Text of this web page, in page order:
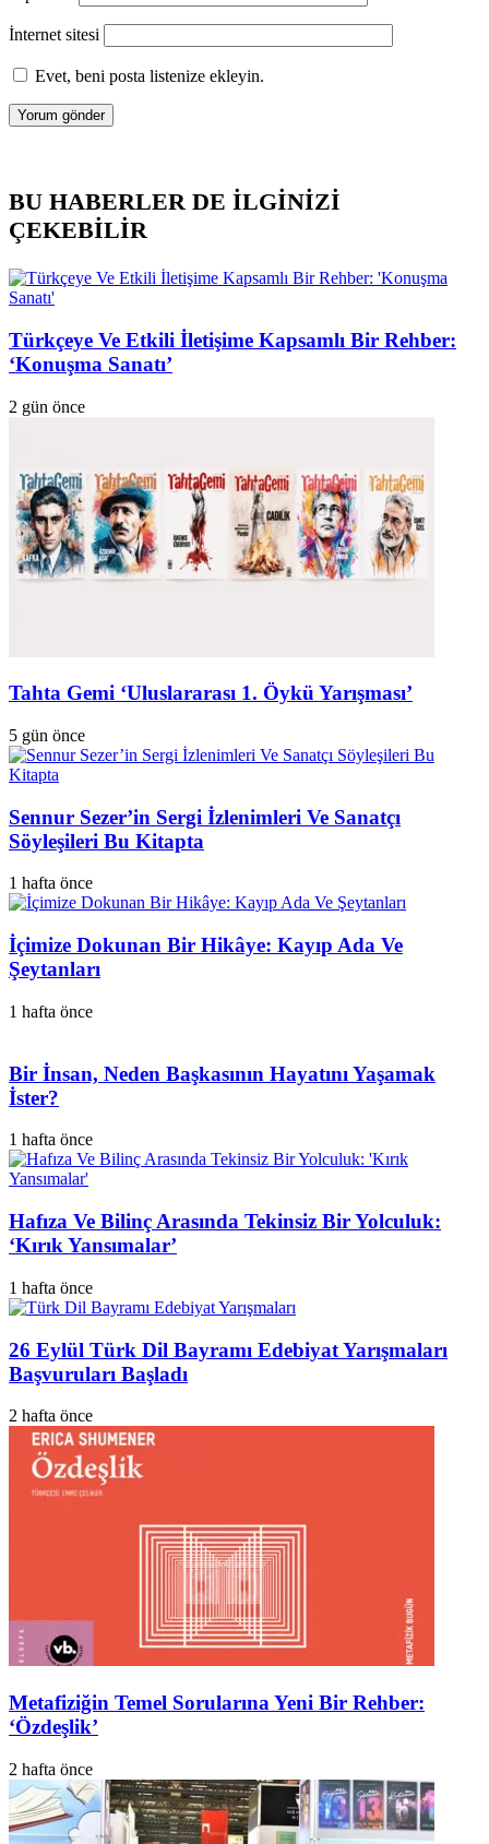
İnternet sitesi
Evet, beni posta listenize ekleyin.
BU HABERLER DE İLGİNİZİ
ÇEKEBİLİR
Türkçeye Ve Etkili İletişime Kapsamlı Bir Rehber:
‘Konuşma Sanatı’
2 gün önce
Tahta Gemi ‘Uluslararası 1. Öykü Yarışması’
5 gün önce
Sennur Sezer’in Sergi İzlenimleri Ve Sanatçı
Söyleşileri Bu Kitapta
1 hafta önce
İçimize Dokunan Bir Hikâye: Kayıp Ada Ve
Şeytanları
1 hafta önce
Bir İnsan, Neden Başkasının Hayatını Yaşamak
İster?
1 hafta önce
Hafıza Ve Bilinç Arasında Tekinsiz Bir Yolculuk:
‘Kırık Yansımalar’
1 hafta önce
26 Eylül Türk Dil Bayramı Edebiyat Yarışmaları
Başvuruları Başladı
2 hafta önce
Metafiziğin Temel Sorularına Yeni Bir Rehber:
‘Özdeşlik’
2 hafta önce